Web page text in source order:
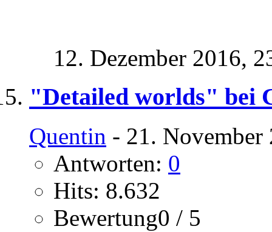
12. Dezember 2016,
"Detailed worlds" bei
Quentin - 21.
Antworten: 0
Hits: 8.632
Bewertung0 / 5